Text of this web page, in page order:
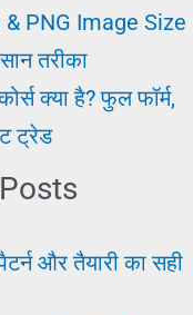
PNG Image Size
तरीका
क्या है? फुल फॉर्म,
ट्रेड
और तैयारी का सही